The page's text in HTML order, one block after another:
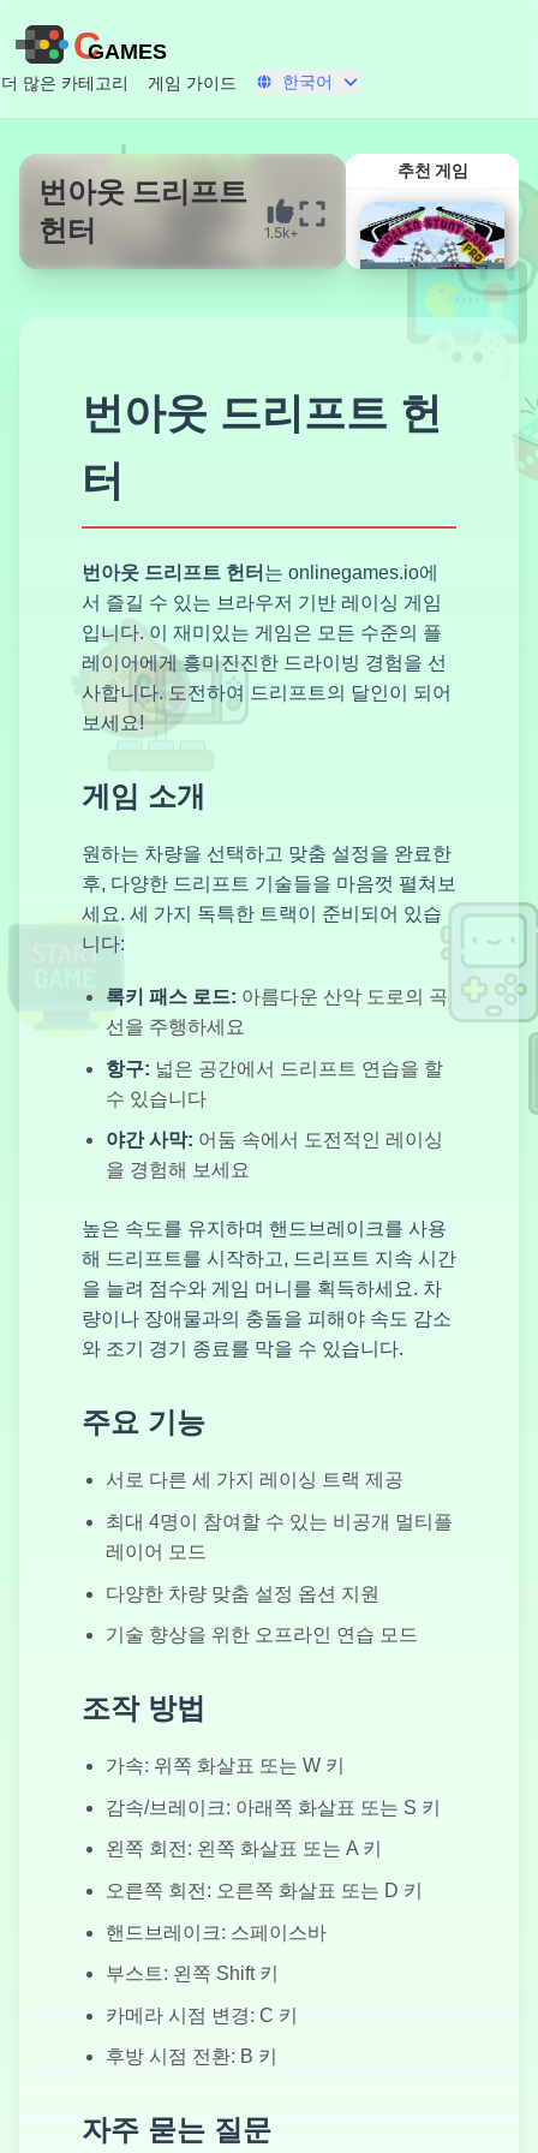
CGAMES
더 많은 카테고리 게임 가이드 한국어
번아웃 드리프트
헌터
1.5k+
추천 게임
전설의 저격수
크레이지 드리
프터
암흑 닌자 한죠
트 헌터
슈퍼카 드리프
번아웃 드리프트 헌
터
번아웃 드리프트 헌터 는 onlinegames.io에
서 즐길 수 있는 브라우저 기반 레이싱 게임
입니다. 이 재미있는 게임은 모든 수준의 플
레이어에게 흥미진진한 드라이빙 경험을 선
사합니다. 도전하여 드리프트의 달인이 되어
보세요!
게임 소개
원하는 차량을 선택하고 맞춤 설정을 완료한
후, 다양한 드리프트 기술들을 마음껏 펼쳐보
세요. 세 가지 독특한 트랙이 준비되어 있습
니다:
록키 패스 로드: 아름다운 산악 도로의 곡
선을 주행하세요
항구: 넓은 공간에서 드리프트 연습을 할
수 있습니다
야간 사막: 어둠 속에서 도전적인 레이싱
을 경험해 보세요
높은 속도를 유지하며 핸드브레이크를 사용
해 드리프트를 시작하고, 드리프트 지속 시간
을 늘려 점수와 게임 머니를 획득하세요. 차
량이나 장애물과의 충돌을 피해야 속도 감소
와 조기 경기 종료를 막을 수 있습니다.
주요 기능
서로 다른 세 가지 레이싱 트랙 제공
최대 4명이 참여할 수 있는 비공개 멀티플
레이어 모드
다양한 차량 맞춤 설정 옵션 지원
기술 향상을 위한 오프라인 연습 모드
조작 방법
가속: 위쪽 화살표 또는 W 키
감속/브레이크: 아래쪽 화살표 또는 S 키
왼쪽 회전: 왼쪽 화살표 또는 A 키
오른쪽 회전: 오른쪽 화살표 또는 D 키
핸드브레이크: 스페이스바
부스트: 왼쪽 Shift 키
카메라 시점 변경: C 키
후방 시점 전환: B 키
자주 묻는 질문